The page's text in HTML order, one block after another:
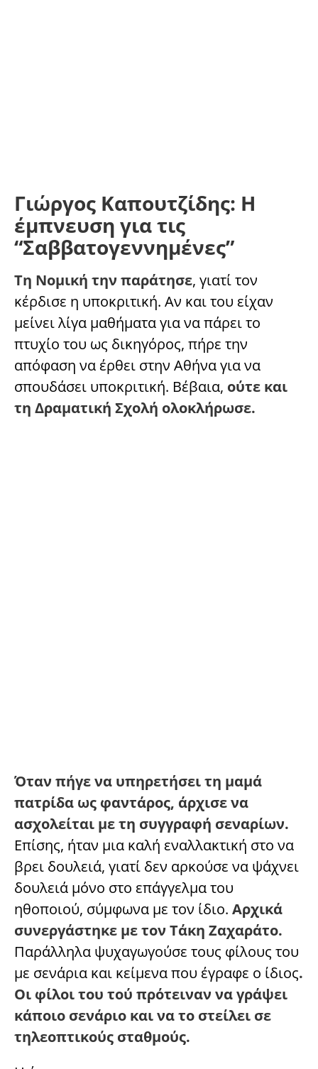
Γιώργος Καπουτζίδης: Η
έμπνευση για τις
“Σαββατογεννημένες”
Τη Νομική την παράτησε, γιατί τον
κέρδισε η υποκριτική. Αν και του είχαν
μείνει λίγα μαθήματα για να πάρει το
πτυχίο του ως δικηγόρος, πήρε την
απόφαση να έρθει στην Αθήνα για να
σπουδάσει υποκριτική. Βέβαια, ούτε και
τη Δραματική Σχολή ολοκλήρωσε.
Όταν πήγε να υπηρετήσει τη μαμά
πατρίδα ως φαντάρος, άρχισε να
ασχολείται με τη συγγραφή σεναρίων.
Επίσης, ήταν μια καλή εναλλακτική στο να
βρει δουλειά, γιατί δεν αρκούσε να ψάχνει
δουλειά μόνο στο επάγγελμα του
ηθοποιού, σύμφωνα με τον ίδιο. Αρχικά
συνεργάστηκε με τον Τάκη Ζαχαράτο.
Παράλληλα ψυχαγωγούσε τους φίλους του
με σενάρια και κείμενα που έγραφε ο ίδιος.
Οι φίλοι του τού πρότειναν να γράψει
κάποιο σενάριο και να το στείλει σε
τηλεοπτικούς σταθμούς.